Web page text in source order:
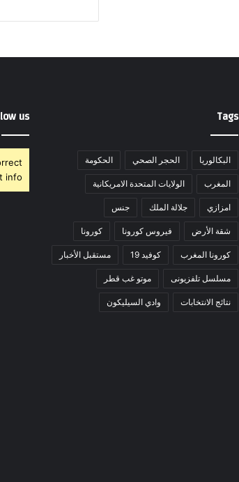
Tags
البكالوريا الحجر الصحي الحكومة
المغرب الولايات المتحدة الامريكانية
امزازي جلالة الملك جنس
شقة الأرض فيروس كورونا كورونا
كورونا المغرب كوفيد 19 مستقبل الأخبار
مسلسل تلفزيونى موتو غب قطر
نتائج الانتخابات وادي السيليكون
us
info.